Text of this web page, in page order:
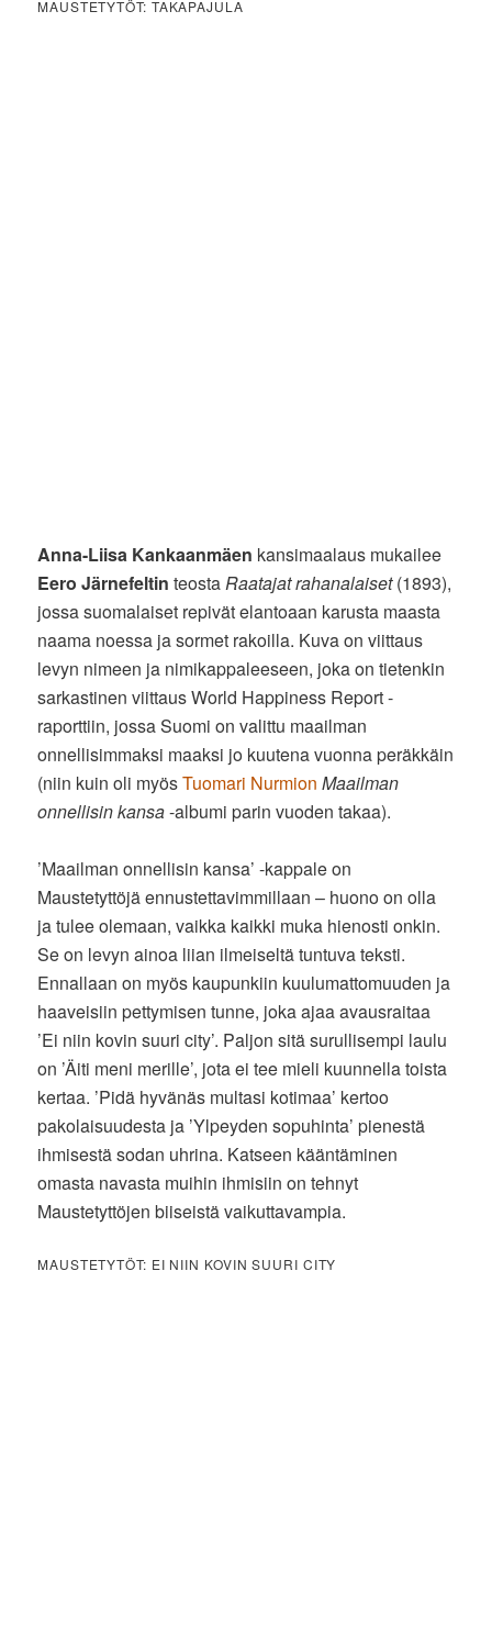
MAUSTETYTÖT: TAKAPAJULA
Anna-Liisa Kankaanmäen kansimaalaus mukailee
Eero Järnefeltin teosta Raatajat rahanalaiset(1893),
jossa suomalaiset repivät elantoaan karusta maasta
naama noessa ja sormet rakoilla. Kuva on viittaus
levyn nimeen ja nimikappaleeseen, joka on tietenkin
sarkastinen viittaus World Happiness Report -
raporttiin, jossa Suomi on valittu maailman
onnellisimmaksi maaksi jo kuutena vuonna peräkkäin
(niin kuin oli myösTuomari Nurmion Maailman
onnellisin kansa-albumi parin vuoden takaa).
’Maailman onnellisin kansa’ -kappale on
Maustetyttöjä ennustettavimmillaan – huono on olla
ja tulee olemaan, vaikka kaikki muka hienosti onkin.
Se on levyn ainoa liian ilmeiseltä tuntuva teksti.
Ennallaan on myös kaupunkiin kuulumattomuuden ja
haaveisiin pettymisen tunne, joka ajaa avausraitaa
’Ei niin kovin suuri city’. Paljon sitä surullisempi laulu
on ’Äiti meni merille’, jota ei tee mieli kuunnella toista
kertaa. ’Pidä hyvänäs multasi kotimaa’ kertoo
pakolaisuudesta ja ’Ylpeyden sopuhinta’ pienestä
ihmisestä sodan uhrina. Katseen kääntäminen
omasta navasta muihin ihmisiin on tehnyt
Maustetyttöjen biiseistä vaikuttavampia.
MAUSTETYTÖT: EI NIIN KOVIN SUURI CITY